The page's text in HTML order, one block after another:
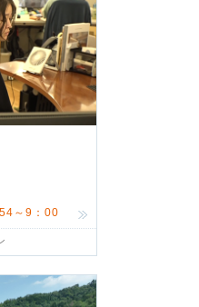
～9：00